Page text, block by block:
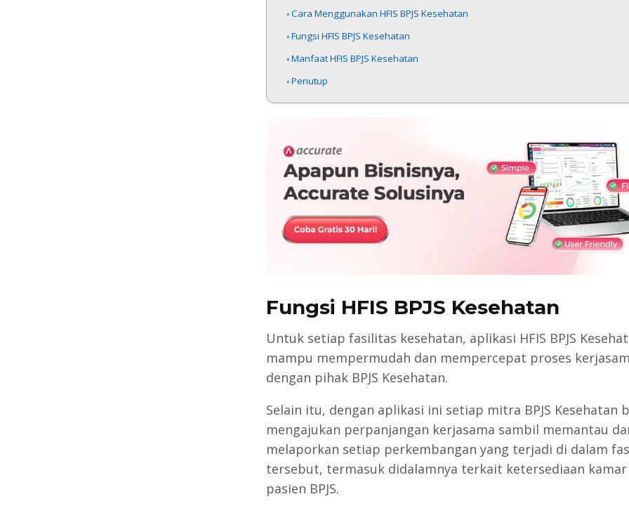
Cara Menggunakan HFIS BPJS Kesehatan
Fungsi HFIS BPJS Kesehatan
Manfaat HFIS BPJS Kesehatan
Penutup
Fungsi HFIS BPJS Kesehatan
Untuk setiap fasilitas kesehatan, aplikasi HFIS BPJS
mampu mempermudah dan mempercepat proses
dengan pihak BPJS Kesehatan.
Selain itu, dengan aplikasi ini setiap mitra BPJS Kesehatan
mengajukan perpanjangan kerjasama sambil memantau
melaporkan setiap perkembangan yang terjadi di dalam
tersebut, termasuk didalamnya terkait ketersediaan
pasien BPJS.